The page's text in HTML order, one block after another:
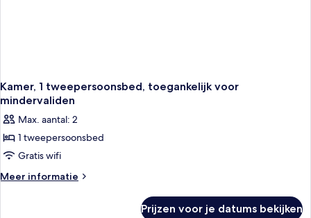
Kamer, 1 tweepersoonsbed, toegankelijk voor
mindervaliden
Max. aantal: 2
1 tweepersoonsbed
Gratis wifi
Meer informatie
Meer
Prijzen voor je datums bekijken